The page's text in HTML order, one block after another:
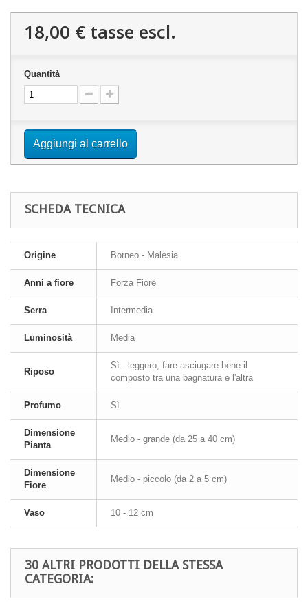
18,00 € tasse escl.
Quantità
Aggiungi al carrello
SCHEDA TECNICA
Origine Borneo - Malesia
Anni a fiore Forza Fiore
Serra Intermedia
Luminosità Media
Riposo
Sì - leggero, fare asciugare bene il
composto tra una bagnatura e l'altra
Profumo Sì
Dimensione
Pianta
Medio - grande (da 25 a 40 cm)
Dimensione
Fiore
Medio - piccolo (da 2 a 5 cm)
Vaso 10 - 12 cm
30 ALTRI PRODOTTI DELLA STESSA
CATEGORIA: